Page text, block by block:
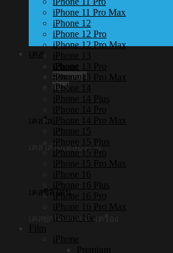
เคส
iPhone
Samsung
iPad
เคสใส
เคสใสไม่เหลืองง่าย
เคสซิลิโคน
เคสปกป้องรอบตัวเครื่อง
iPhone 11 Pro Max
iPhone 12
iPhone 12 Pro
iPhone 12 Pro Max
iPhone 13
iPhone 13 Pro
iPhone 13 Pro Max
iPhone 14
iPhone 14 Plus
iPhone 14 Pro
iPhone 14 Pro Max
iPhone 15
iPhone 15 Plus
iPhone 15 Pro
iPhone 15 Pro Max
iPhone 16
iPhone 16 Plus
iPhone 16 Pro
iPhone 16 Pro Max
iPhone 16e
Film
iPhone
Premium